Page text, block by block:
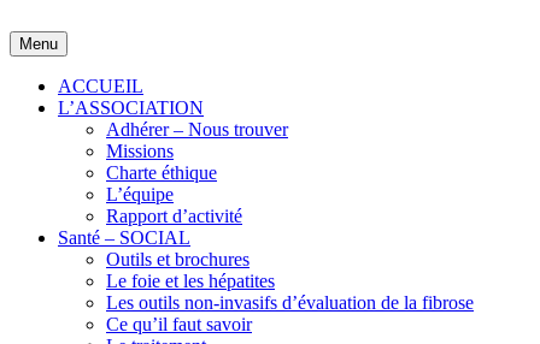
to
content
Menu
ACCUEIL
L’ASSOCIATION
Adhérer – Nous trouver
Missions
Charte éthique
L’équipe
Rapport d’activité
Santé – SOCIAL
Outils et brochures
Le foie et les hépatites
Les outils non-invasifs d’évaluation de la fibrose
Ce qu’il faut savoir